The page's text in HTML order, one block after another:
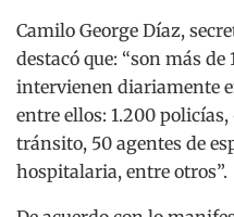
Camilo George Díaz,
destacó que: “son más de
intervienen diariamente
entre ellos: 1.200
tránsito, 50 agentes de
hospitalaria, entre otros”.